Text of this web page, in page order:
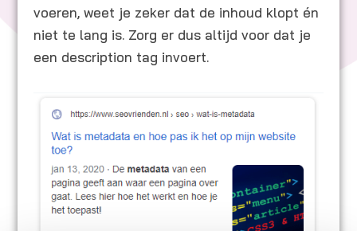
voeren, weet je zeker dat de inhoud klopt én
niet te lang is. Zorg er dus altijd voor dat je
een description tag invoert.